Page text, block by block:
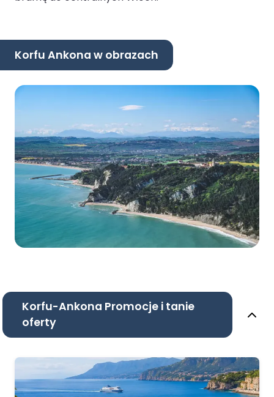
Korfu Ankona w obrazach
Korfu-Ankona Promocje i tanie
oferty